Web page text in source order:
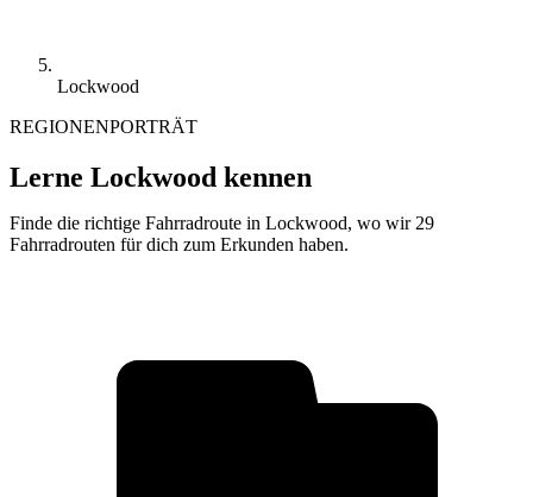
Lockwood
REGIONENPORTRÄT
Lerne Lockwood kennen
Finde die richtige Fahrradroute in Lockwood, wo wir 29
Fahrradrouten für dich zum Erkunden haben.